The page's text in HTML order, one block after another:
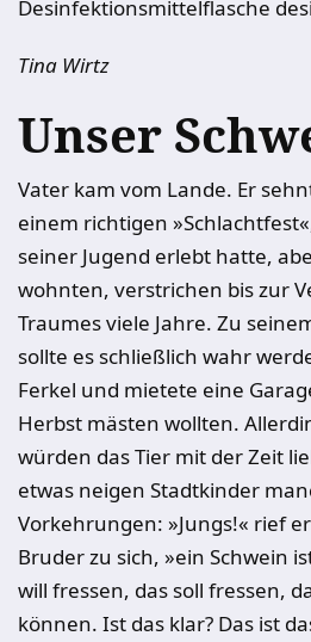
Desinfektionsmittelflasche
Tina Wirtz
Unser
Vater kam vom Lande. Er
einem richtigen
seiner Jugend erlebt hatte,
wohnten, verstrichen bis zur
Traumes viele Jahre. Zu
sollte es schließlich wahr
Ferkel und mietete eine
Herbst mästen wollten.
würden das Tier mit der Zeit
etwas neigen Stadtkinder
Vorkehrungen: »Jungs!« rief
Bruder zu sich, »ein Schwein
will fressen, das soll fressen,
können. Ist das klar? Das ist